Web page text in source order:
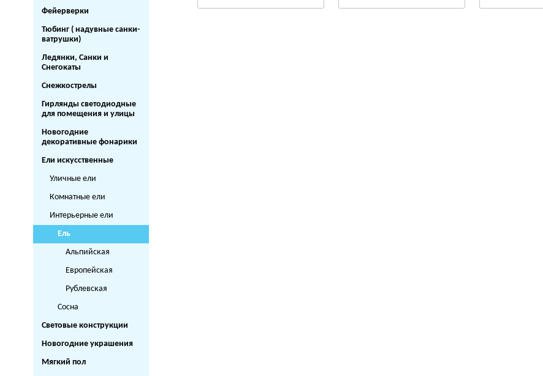
Фейерверки
Тюбинг ( надувные санки-
ватрушки)
Ледянки, Санки и
Снегокаты
Снежкострелы
Гирлянды светодиодные
для помещения и улицы
Новогодние
декоративные фонарики
Ели искусственные
Уличные ели
Комнатные ели
Интерьерные ели
Ель
Альпийская
Европейская
Рублевская
Сосна
Световые конструкции
Новогодние украшения
Мягкий пол